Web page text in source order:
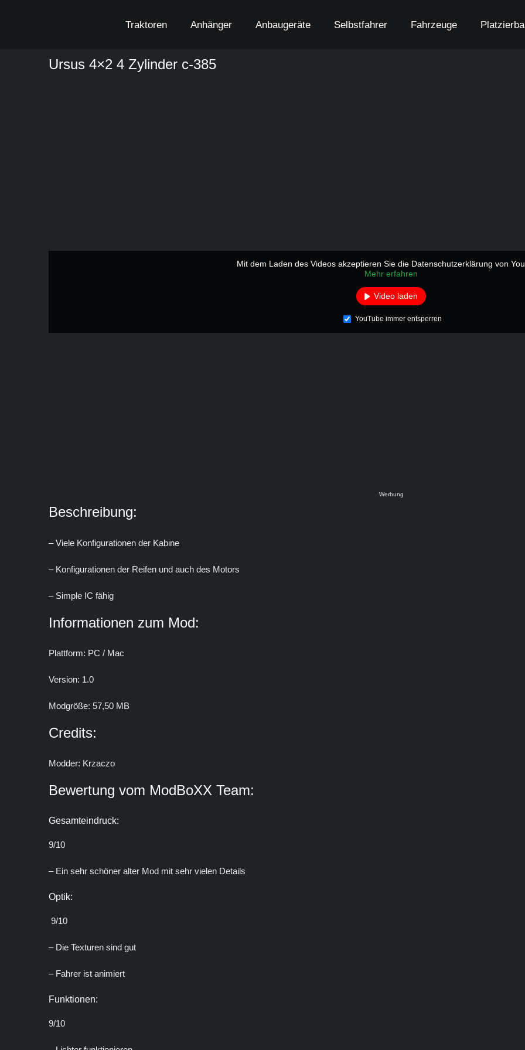
Traktoren Anhänger Anbaugeräte Selbstfahrer Fahrzeuge
Ursus 4×2 4 Zylinder c-385
Mit dem Laden des Videos akzeptieren Sie die Datenschutzerklärung von
Mehr erfahren
Video laden
YouTube immer entsperren
Werbung
Beschreibung:
– Viele Konfigurationen der Kabine
– Konfigurationen der Reifen und auch des Motors
– Simple IC fähig
Informationen zum Mod:
Plattform: PC / Mac
Version: 1.0
Modgröße: 57,50 MB
Credits:
Modder: Krzaczo
Bewertung vom ModBoXX Team:
Gesamteindruck:
9/10
– Ein sehr schöner alter Mod mit sehr vielen Details
Optik:
9/10
– Die Texturen sind gut
– Fahrer ist animiert
Funktionen:
9/10